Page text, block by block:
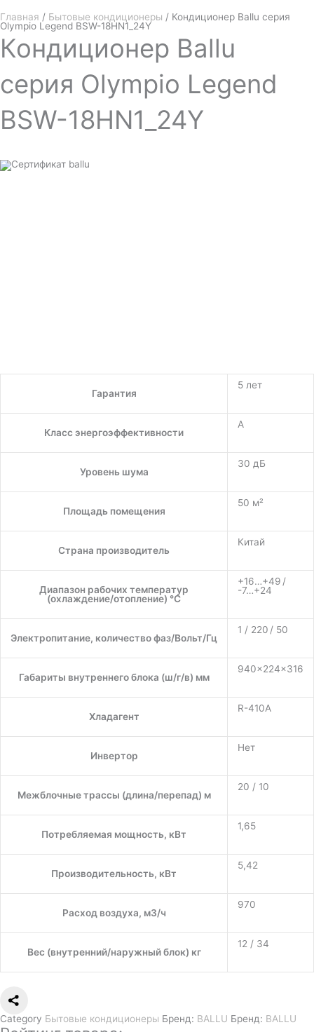
Главная / Бытовые кондиционеры / Кондиционер Ballu серия
Olympio Legend BSW-18HN1_24Y
Кондиционер Ballu
серия Olympio Legend
BSW-18HN1_24Y
Гарантия
5 лет
Класс энергоэффективности
A
Уровень шума
30 дБ
Площадь помещения
50 м²
Страна производитель
Китай
Диапазон рабочих температур
(охлаждение/отопление) °C
+16…+49 /
-7…+24
Электропитание, количество фаз/Вольт/Гц
1 / 220 / 50
Габариты внутреннего блока (ш/г/в) мм
940×224×316
Хладагент
R-410A
Инвертор
Нет
Межблочные трассы (длина/перепад) м
20 / 10
Потребляемая мощность, кВт
1,65
Производительность, кВт
5,42
Расход воздуха, м3/ч
970
Вес (внутренний/наружный блок) кг
12 / 34
Category Бытовые кондиционеры Бренд: BALLU Бренд: BALLU